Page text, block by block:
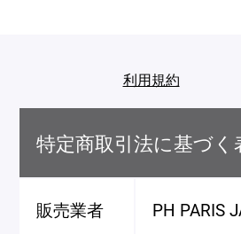
マカロンギフ
利用規約
特定商取引法に基づく
販売業者 PH PARIS